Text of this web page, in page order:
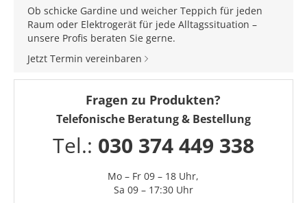
Ob schicke Gardine und weicher Teppich für jeden
Raum oder Elektrogerät für jede Alltagssituation –
unsere Profis beraten Sie gerne.
Jetzt Termin vereinbaren
Fragen zu Produkten?
Telefonische Beratung & Bestellung
Tel.: 030 374 449 338
Mo – Fr 09 – 18 Uhr,
Sa 09 – 17:30 Uhr